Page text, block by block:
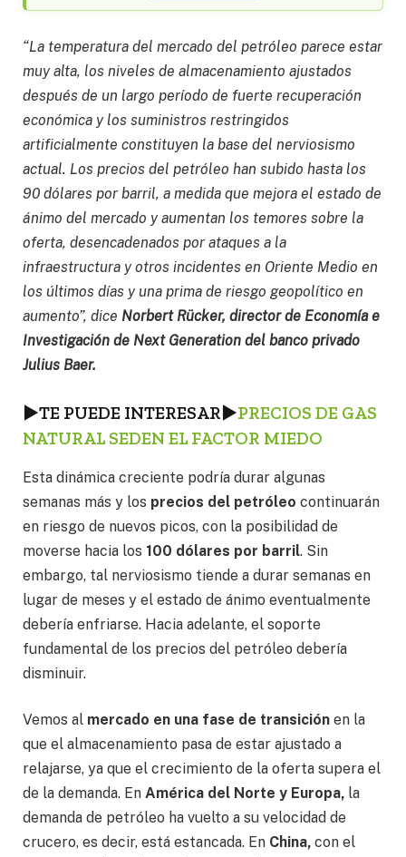
“La temperatura del mercado del petróleo parece estar
muy alta, los niveles de almacenamiento ajustados
después de un largo período de fuerte recuperación
económica y los suministros restringidos
artificialmente constituyen la base del nerviosismo
actual. Los precios del petróleo han subido hasta los
90 dólares por barril, a medida que mejora el estado de
ánimo del mercado y aumentan los temores sobre la
oferta, desencadenados por ataques a la
infraestructura y otros incidentes en Oriente Medio en
los últimos días y una prima de riesgo geopolítico en
aumento”, dice Norbert Rücker, director de Economía e
Investigación de Next Generation del banco privado
Julius Baer.
►TE PUEDE INTERESAR►PRECIOS DE GAS
NATURAL SEDEN EL FACTOR MIEDO
Esta dinámica creciente podría durar algunas
semanas más y los precios del petróleo continuarán
en riesgo de nuevos picos, con la posibilidad de
moverse hacia los 100 dólares por barril. Sin
embargo, tal nerviosismo tiende a durar semanas en
lugar de meses y el estado de ánimo eventualmente
debería enfriarse. Hacia adelante, el soporte
fundamental de los precios del petróleo debería
disminuir.
Vemos al mercado en una fase de transición en la
que el almacenamiento pasa de estar ajustado a
relajarse, ya que el crecimiento de la oferta supera el
de la demanda. En América del Norte y Europa, la
demanda de petróleo ha vuelto a su velocidad de
crucero, es decir, está estancada. En China, con el